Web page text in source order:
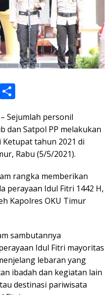
T
ar
e
– Sejumlah personil
dan Satpol PP melakukan
tahun 2021 di
Rabu (5/5/2021).
rangka memberikan
perayaan Idul Fitri 1442 H,
Kapolres OKU Timur
sambutannya
Idul Fitri mayoritas
lebaran yang
ibadah dan kegiatan lain
destinasi pariwisata